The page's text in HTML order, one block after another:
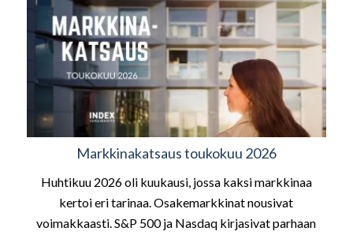
Markkinakatsaus toukokuu 2026
Huhtikuu 2026 oli kuukausi, jossa kaksi markkinaa
kertoi eri tarinaa. Osakemarkkinat nousivat
voimakkaasti. S&P 500 ja Nasdaq kirjasivat parhaan